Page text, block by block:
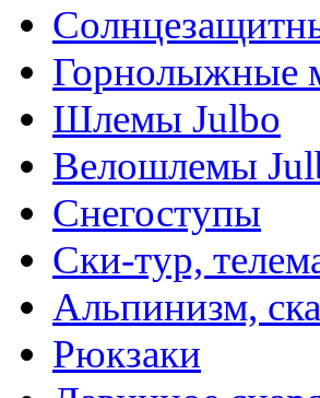
Горнолыжные
Шлемы Julbo
Велошлемы
Снегоступы
Ски-тур,
Альпинизм,
Рюкзаки